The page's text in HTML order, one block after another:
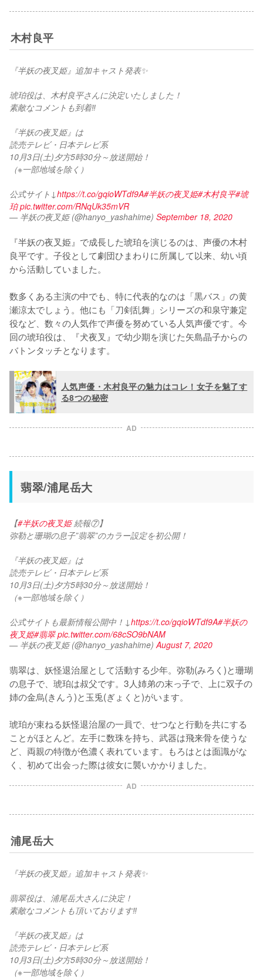
木村良平
『半妖の夜叉姫』追加キャスト発表✨
琥珀役は、木村良平さんに決定いたしました！
素敵なコメントも到着‼
『半妖の夜叉姫』は
読売テレビ・日本テレビ系
10月3日(土)夕方5時30分～放送開始！
（※一部地域を除く）
公式サイト↓https://t.co/gqioWTdf9A#半妖の夜叉姫#木村良平#琥
珀 pic.twitter.com/RNqUk35mVR
— 半妖の夜叉姫 (@hanyo_yashahime) September 18, 2020
『半妖の夜叉姫』で成長した琥珀を演じるのは、声優の木村
良平です。子役として劇団ひまわりに所属して以来、幼い頃
から活動していました。
数多くある主演の中でも、特に代表的なのは「黒バス」の黄
瀬涼太でしょう。他にも「刀剣乱舞」シリーズの和泉守兼定
役など、数々の人気作で声優を努めている人気声優です。今
回の琥珀役は、『犬夜叉』で幼少期を演じた矢島晶子からの
バトンタッチとなります。
人気声優・木村良平の魅力はコレ！女子を魅了す
る8つの秘密
AD
翡翠/浦尾岳大
【#半妖の夜叉姫 続報⑦】
弥勒と珊瑚の息子”翡翠”のカラー設定を初公開！
『半妖の夜叉姫』は
読売テレビ・日本テレビ系
10月3日(土)夕方5時30分～放送開始！
（※一部地域を除く）
公式サイトも最新情報公開中！↓https://t.co/gqioWTdf9A#半妖の
夜叉姫#翡翠 pic.twitter.com/68cSO9bNAM
— 半妖の夜叉姫 (@hanyo_yashahime)August 7, 2020
翡翠は、妖怪退治屋として活動する少年。弥勒(みろく)と珊瑚
の息子で、琥珀は叔父です。3人姉弟の末っ子で、上に双子の
姉の金烏(きんう)と玉兎(ぎょくと)がいます。
琥珀が束ねる妖怪退治屋の一員で、せつなと行動を共にする
ことがほとんど。左手に数珠を持ち、武器は飛来骨を使うな
ど、両親の特徴が色濃く表れています。もろはとは面識がな
く、初めて出会った際は彼女に襲いかかりました。
AD
浦尾岳大
『半妖の夜叉姫』追加キャスト発表✨
翡翠役は、浦尾岳大さんに決定！
素敵なコメントも頂いております‼
『半妖の夜叉姫』は
読売テレビ・日本テレビ系
10月3日(土)夕方5時30分～放送開始！
（※一部地域を除く）